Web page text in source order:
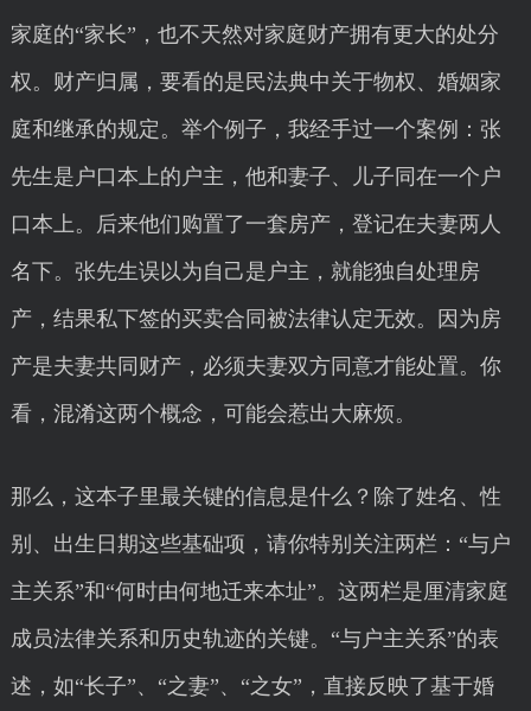
家庭的“家长”，也不天然对家庭财产拥有更大的处分
权。财产归属，要看的是民法典中关于物权、婚姻家
庭和继承的规定。举个例子，我经手过一个案例：张
先生是户口本上的户主，他和妻子、儿子同在一个户
口本上。后来他们购置了一套房产，登记在夫妻两人
名下。张先生误以为自己是户主，就能独自处理房
产，结果私下签的买卖合同被法律认定无效。因为房
产是夫妻共同财产，必须夫妻双方同意才能处置。你
看，混淆这两个概念，可能会惹出大麻烦。
那么，这本子里最关键的信息是什么？除了姓名、性
别、出生日期这些基础项，请你特别关注两栏：“与户
主关系”和“何时由何地迁来本址”。这两栏是厘清家庭
成员法律关系和历史轨迹的关键。“与户主关系”的表
述，如“长子”、“之妻”、“之女”，直接反映了基于婚